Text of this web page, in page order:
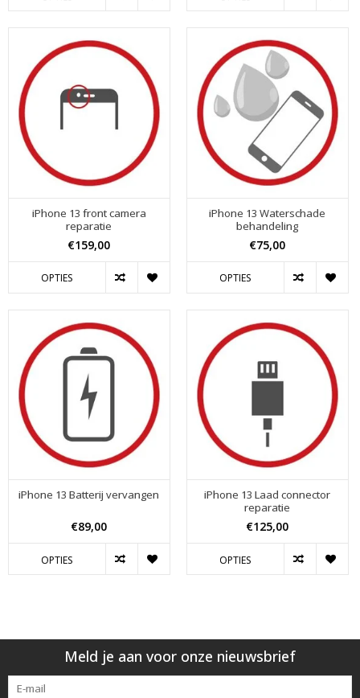
iPhone 13 front camera
reparatie
€159,00
OPTIES
iPhone 13 Waterschade
behandeling
€75,00
OPTIES
iPhone 13 Batterij vervangen
€89,00
OPTIES
iPhone 13 Laad connector
reparatie
€125,00
OPTIES
Meld je aan voor onze nieuwsbrief